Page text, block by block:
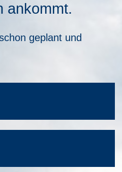
ankommt.
geplant und